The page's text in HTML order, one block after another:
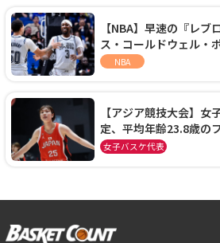
【NBA】早速の『レ
ス・コールドウェル・
ーズに1年契約で加入
NBA
【アジア競技大会】
定、平均年齢23.8歳の
本開催の大舞台で頂点を
女子バスケ代表